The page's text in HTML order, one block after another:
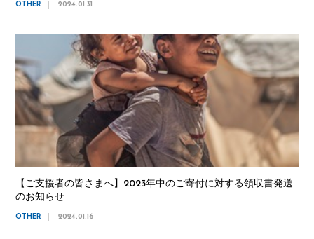
OTHER 2024.01.31
【ご支援者の皆さまへ】2023年中のご寄付に対する領収書発送
のお知らせ
OTHER 2024.01.16